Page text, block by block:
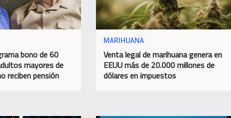
bono de 60
mayores de
reciben pensión
MARIHUANA
Venta legal de marihuana genera en
EEUU más de 20.000 millones de
dólares en impuestos